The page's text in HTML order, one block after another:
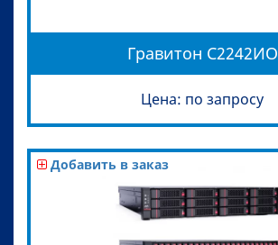
Гравитон С2242ИО
Цена: по запросу
Добавить в заказ